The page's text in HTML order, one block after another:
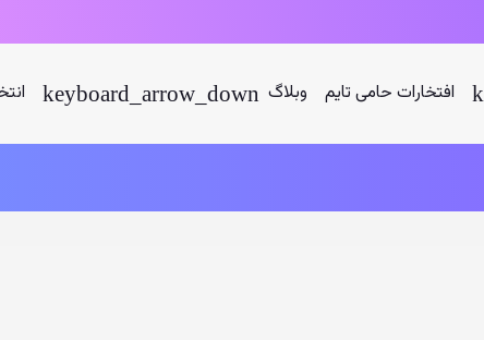
افتخارات حامی تایم وبلاگ